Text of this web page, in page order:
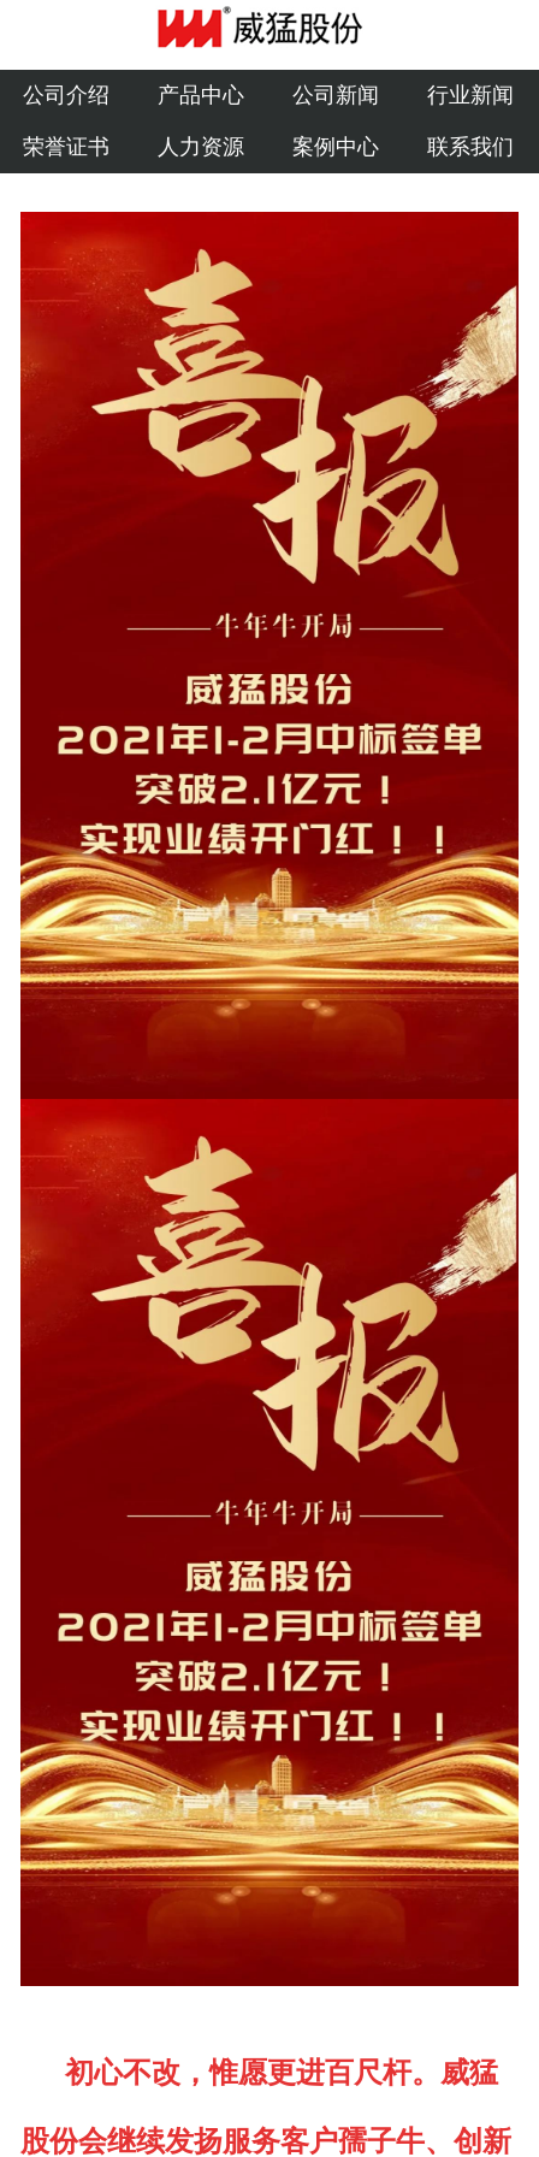
公司介绍
产品中心
公司新闻
行业新闻
案例中心
联系我们
公司介绍 产品中心 公司新闻 行业新闻
荣誉证书 人力资源 案例中心 联系我们
初心不改，惟愿更进百尺杆。威猛
股份会继续发扬服务客户孺子牛、创新